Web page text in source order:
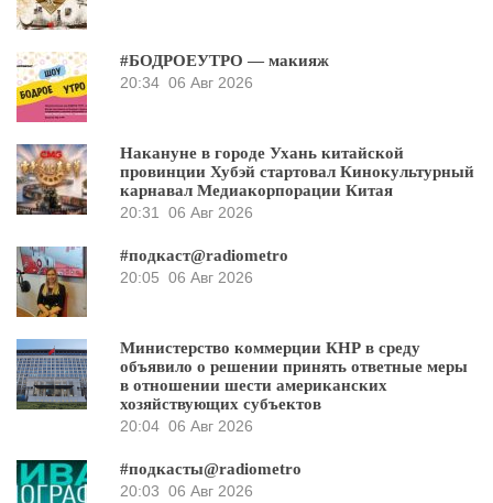
#БОДРОЕУТРО — макияж
20:34 06 Авг 2026
Накануне в городе Ухань китайской
провинции Хубэй стартовал Кинокультурный
карнавал Медиакорпорации Китая
20:31
06 Авг 2026
#подкаст@radiometro
20:05 06 Авг 2026
Министерство коммерции КНР в среду
объявило о решении принять ответные меры
в отношении шести американских
хозяйствующих субъектов
20:04 06 Авг 2026
#подкасты@radiometro
20:03 06 Авг 2026